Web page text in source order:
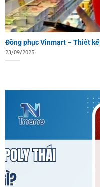
Đồng phục Vinmart – Thiết
23/09/2025